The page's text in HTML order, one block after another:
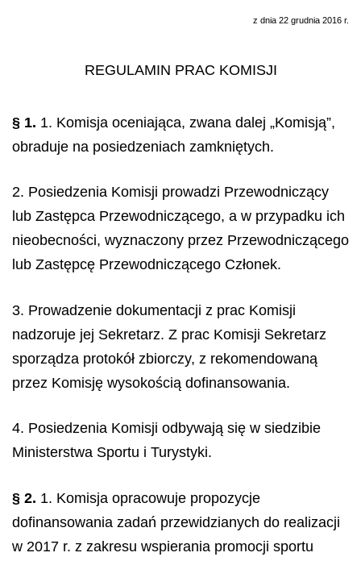
z dnia 22 grudnia 2016 r.
REGULAMIN PRAC KOMISJI
§ 1. 1. Komisja oceniająca, zwana dalej „Komisją”,
obraduje na posiedzeniach zamkniętych.
2. Posiedzenia Komisji prowadzi Przewodniczący
lub Zastępca Przewodniczącego, a w przypadku ich
nieobecności, wyznaczony przez Przewodniczącego
lub Zastępcę Przewodniczącego Członek.
3. Prowadzenie dokumentacji z prac Komisji
nadzoruje jej Sekretarz. Z prac Komisji Sekretarz
sporządza protokół zbiorczy, z rekomendowaną
przez Komisję wysokością dofinansowania.
4. Posiedzenia Komisji odbywają się w siedzibie
Ministerstwa Sportu i Turystyki.
§ 2. 1. Komisja opracowuje propozycje
dofinansowania zadań przewidzianych do realizacji
w 2017 r. z zakresu wspierania promocji sportu